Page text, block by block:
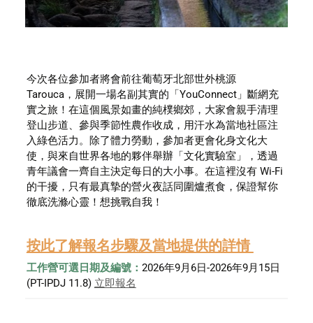
今次各位參加者將會前往葡萄牙北部世外桃源
Tarouca，展開一場名副其實的「YouConnect」斷網充
實之旅！在這個風景如畫的純樸鄉郊，大家會親手清理
登山步道、參與季節性農作收成，用汗水為當地社區注
入綠色活力。除了體力勞動，參加者更會化身文化大
使，與來自世界各地的夥伴舉辦「文化實驗室」，透過
青年議會一齊自主決定每日的大小事。在這裡沒有 Wi-Fi
的干擾，只有最真摯的營火夜話同圍爐煮食，保證幫你
徹底洗滌心靈！想挑戰自我！
按此了解報名步驟及當地提供的詳情
工作營可選日期及編號： 2026年9月6日-2026年9月15日
(PT-IPDJ 11.8) 立即報名